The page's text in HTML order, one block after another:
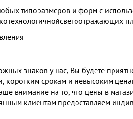
типоразмеров и форм с
знаков у нас, Вы будете
коротким срокам и невысоким
внимание на то, что цены в
клиентам предоставляем